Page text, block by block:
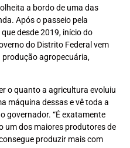
a bordo de uma das
Após o passeio pela
desde 2019, início do
do Distrito Federal vem
agropecuária,
o quanto a agricultura evoluiu
máquina dessas e vê toda a
governador. “É exatamente
um dos maiores produtores de
produzir mais com